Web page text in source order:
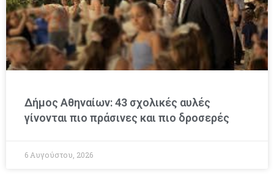
Δήμος Αθηναίων: 43 σχολικές αυλές
γίνονται πιο πράσινες και πιο δροσερές
6 Αυγούστου, 2026